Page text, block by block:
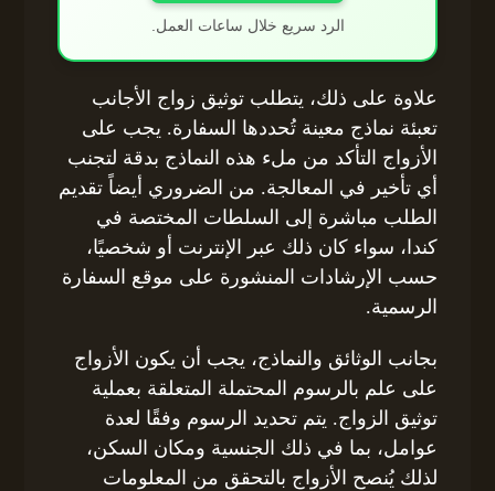
الرد سريع خلال ساعات العمل.
علاوة على ذلك، يتطلب توثيق زواج الأجانب
تعبئة نماذج معينة تُحددها السفارة. يجب على
الأزواج التأكد من ملء هذه النماذج بدقة لتجنب
أي تأخير في المعالجة. من الضروري أيضاً تقديم
الطلب مباشرة إلى السلطات المختصة في
كندا، سواء كان ذلك عبر الإنترنت أو شخصيًا،
حسب الإرشادات المنشورة على موقع السفارة
الرسمية.
بجانب الوثائق والنماذج، يجب أن يكون الأزواج
على علم بالرسوم المحتملة المتعلقة بعملية
توثيق الزواج. يتم تحديد الرسوم وفقًا لعدة
عوامل، بما في ذلك الجنسية ومكان السكن،
لذلك يُنصح الأزواج بالتحقق من المعلومات